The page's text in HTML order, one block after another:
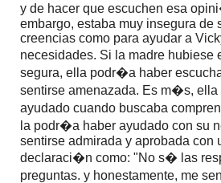
y de hacer que escuchen esa
embargo, estaba muy insegura de
creencias como para ayudar a
necesidades. Si la madre hubiese
segura, ella podr�a haber
sentirse amenazada. Es m�s,
ayudado cuando buscaba
la podr�a haber ayudado con su
sentirse admirada y aprobada con
declaraci�n como: "No s� las
preguntas. y honestamente, me